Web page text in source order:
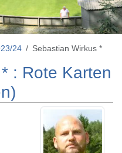
24 Sebastian Wirkus *
: Rote Karten